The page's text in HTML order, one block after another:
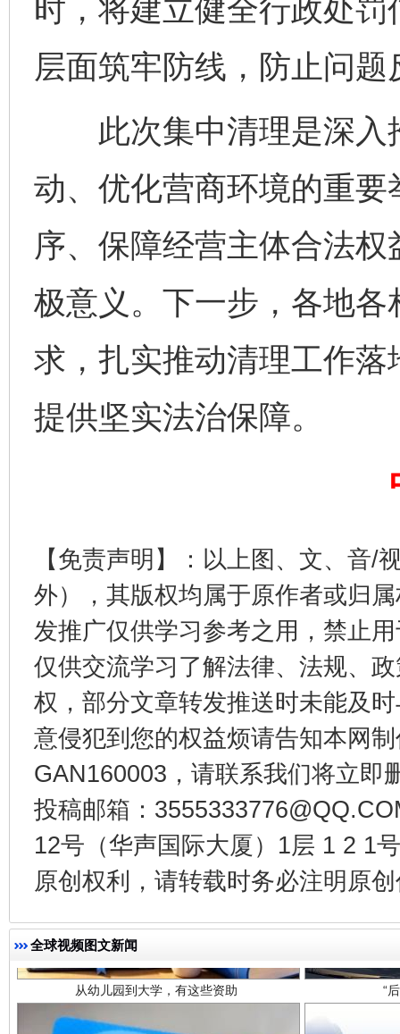
时，将建立健全行政处
层面筑牢防线，防止问题
此次集中清理是深入
动、优化营商环境的重
序、保障经营主体合法
极意义。下一步，各地
求，扎实推动清理工作
提供坚实法治保障。
【免责声明】：以上图、文、音/
外），其版权均属于原作者或归
发推广仅供学习参考之用，禁止
仅供交流学习了解法律、法规、
权，部分文章转发推送时未能及
意侵犯到您的权益烦请告知本网
GAN160003，请联系我们将立即
投稿邮箱：
12号（华声国际大厦）1层 1 2 1
原创权利，请转载时务必注明原
全球视频图文新闻
法徽映军营 权益有保障
一批国家标准开始实施
从幼儿园到大学，有这些资助 “